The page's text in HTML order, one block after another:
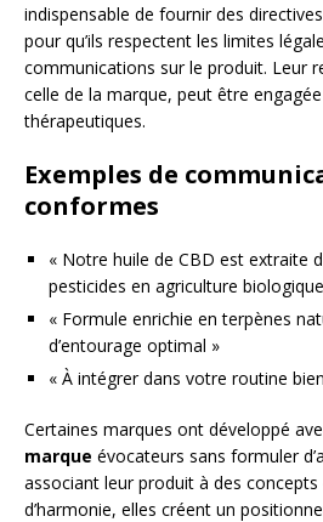
indispensable de fournir des
pour qu’ils respectent les limites
communications sur le produit. Leur
celle de la marque, peut être
thérapeutiques.
Exemples de
conformes
« Notre huile de CBD est extraite
pesticides en agriculture
« Formule enrichie en terpènes
d’entourage optimal »
« À intégrer dans votre routine
Certaines marques ont développé
marque évocateurs sans formuler
associant leur produit à des concepts
d’harmonie, elles créent un